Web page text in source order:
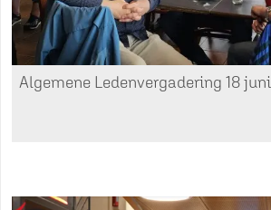
Algemene Ledenvergadering 18